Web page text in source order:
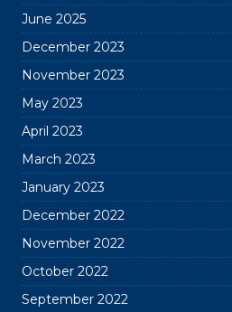
June 2025
December 2023
November 2023
May 2023
April 2023
March 2023
January 2023
December 2022
November 2022
October 2022
September 2022